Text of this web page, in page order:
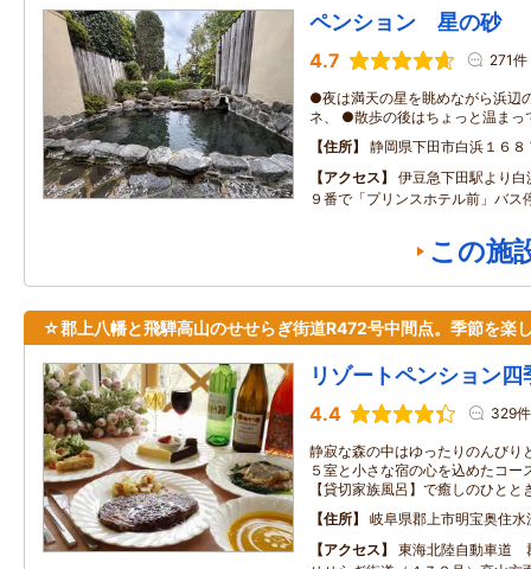
ペンション 星の砂
4.7 271件
●夜は満天の星を眺めながら浜辺
ネ、 ●散歩の後はちょっと温ま
住所
静岡県下田市白浜１６８
アクセス
伊豆急下田駅より
９番で「プリンスホテル前」バス
この施
☆郡上八幡と飛騨高山のせせらぎ街道R472号中間点。季節を楽
リゾートペンション四
4.4 329件
静寂な森の中はゆったりのんびり
５室と小さな宿の心を込めたコー
【貸切家族風呂】で癒しのひとと
住所
岐阜県郡上市明宝奥住水
アクセス
東海北陸自動車道